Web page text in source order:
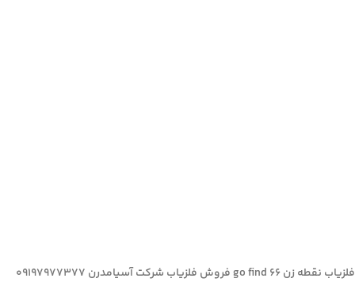
فلزیاب نقطه زن go find 66 فروش فلزیاب شرکت آسیامدرن 09197977377